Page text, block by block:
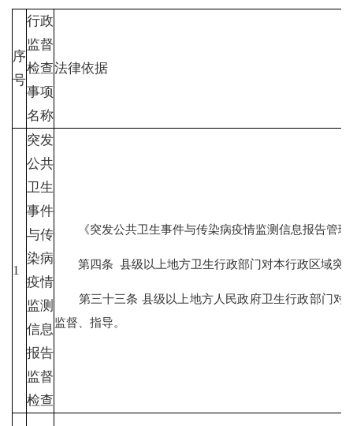
序
号
行政
监督
检查
事项
名称
法律依据
1
突发
公共
卫生
事件
与传
染病
疫情
监测
信息
报告
监督
检查
《突发公共卫生事件与传染病疫情监测信息报告管理
第四条 县级以上地方卫生行政部门对本行政区域突
第三十三条 县级以上地方人民政府卫生行政部门对
监督、指导。